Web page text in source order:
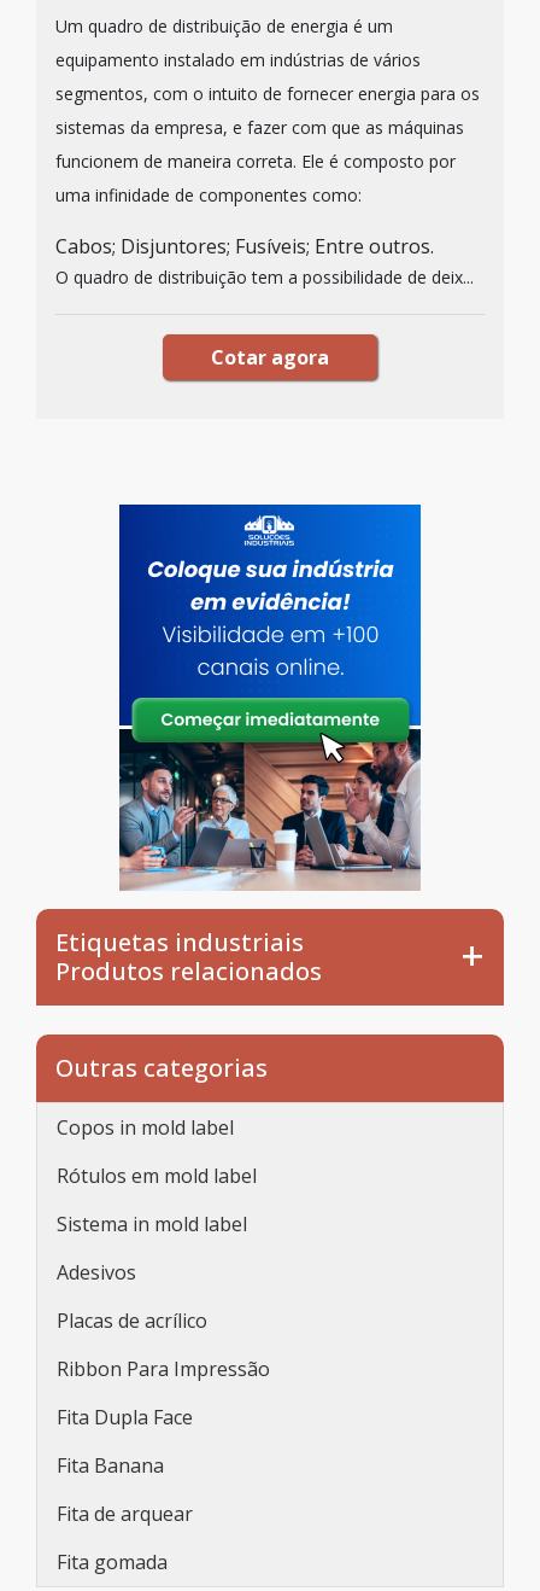
Um quadro de distribuição de energia é um
equipamento instalado em indústrias de vários
segmentos, com o intuito de fornecer energia para os
sistemas da empresa, e fazer com que as máquinas
funcionem de maneira correta. Ele é composto por
uma infinidade de componentes como:
Cabos; Disjuntores; Fusíveis; Entre outros.
O quadro de distribuição tem a possibilidade de deix...
Cotar agora
Etiquetas industriais
Produtos relacionados
Outras categorias
Copos in mold label
Rótulos em mold label
Sistema in mold label
Adesivos
Placas de acrílico
Ribbon Para Impressão
Fita Dupla Face
Fita Banana
Fita de arquear
Fita gomada